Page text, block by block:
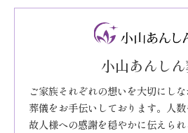
小山あんし
ご家族それぞれの想いを大切にし
葬儀をお手伝いしております。人数
故人様への感謝を穏やかに伝えら